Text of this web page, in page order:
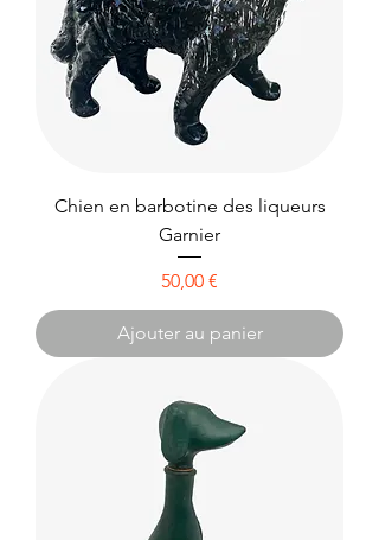
Chien en barbotine des liqueurs
Garnier
Prix
50,00 €
Ajouter au panier